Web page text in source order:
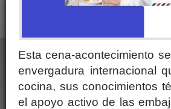
Esta cena-acontecimiento
envergadura internacional
cocina, sus conocimientos
el apoyo activo de las